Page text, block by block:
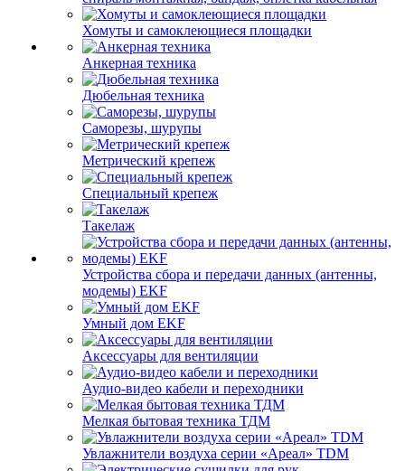
Хомуты и самоклеющиеся площадки
Анкерная техника
Дюбельная техника
Саморезы, шурупы
Метрический крепеж
Специальный крепеж
Такелаж
Устройства сбора и передачи данных (антенны,
модемы) EKF
Умный дом EKF
Аксессуары для вентиляции
Аудио-видео кабели и переходники
Мелкая бытовая техника ТДМ
Увлажнители воздуха серии «Ареал» TDM